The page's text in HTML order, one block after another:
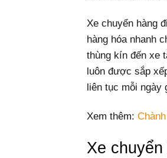
Xe chuyển hàng
hàng hóa nhanh
thùng kín đến xe
luôn được sắp
liên tục mỗi ngày
Xem thêm:
Xe